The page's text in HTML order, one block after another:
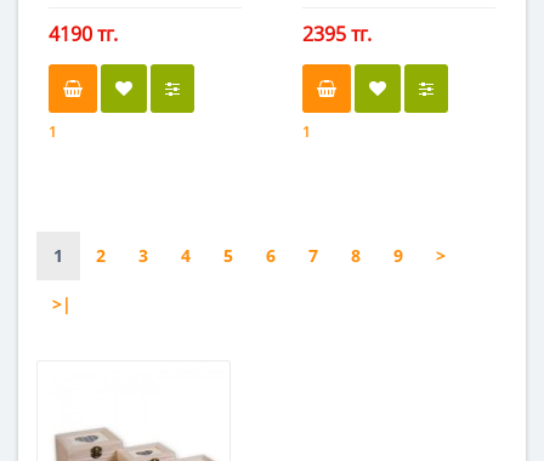
4190 тг.
1
2395 тг.
1
1 2 3 4 5 6 7 8 9 >
>|